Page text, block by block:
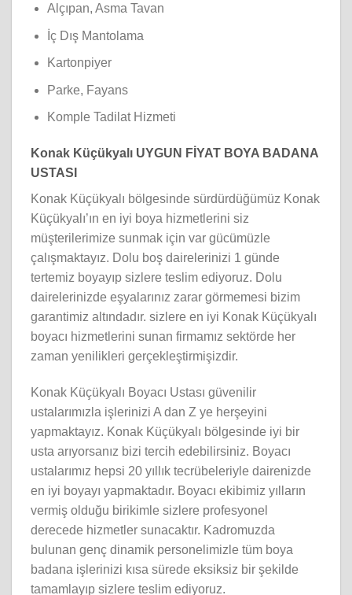
Alçıpan, Asma Tavan
İç Dış Mantolama
Kartonpiyer
Parke, Fayans
Komple Tadilat Hizmeti
Konak Küçükyalı UYGUN FİYAT BOYA BADANA
USTASI
Konak Küçükyalı bölgesinde sürdürdüğümüz Konak
Küçükyalı’ın en iyi boya hizmetlerini siz
müşterilerimize sunmak için var gücümüzle
çalışmaktayız. Dolu boş dairelerinizi 1 günde
tertemiz boyayıp sizlere teslim ediyoruz. Dolu
dairelerinizde eşyalarınız zarar görmemesi bizim
garantimiz altındadır. sizlere en iyi Konak Küçükyalı
boyacı hizmetlerini sunan firmamız sektörde her
zaman yenilikleri gerçekleştirmişizdir.
Konak Küçükyalı Boyacı Ustası güvenilir
ustalarımızla işlerinizi A dan Z ye herşeyini
yapmaktayız. Konak Küçükyalı bölgesinde iyi bir
usta arıyorsanız bizi tercih edebilirsiniz. Boyacı
ustalarımız hepsi 20 yıllık tecrübeleriyle dairenizde
en iyi boyayı yapmaktadır. Boyacı ekibimiz yılların
vermiş olduğu birikimle sizlere profesyonel
derecede hizmetler sunacaktır. Kadromuzda
bulunan genç dinamik personelimizle tüm boya
badana işlerinizi kısa sürede eksiksiz bir şekilde
tamamlayıp sizlere teslim ediyoruz.